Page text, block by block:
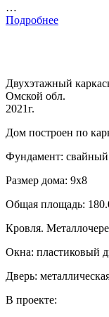
…
Подробнее
Двухэтажный
Омской обл.
2021г.
Дом построен по
Фундамент: свайный
Размер дома: 9х8
Общая площадь:
Кровля.
Окна: пластиковый
Дверь:
В проекте: